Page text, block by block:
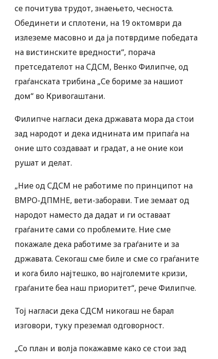
се почитува трудот, знаењето, чесноста.
Обединети и сплотени, на 19 октомври да
излеземе масовно и да ја потврдиме победата
на вистинските вредности“, порача
претседателот на СДСМ, Венко Филипче, од
граѓанската трибина „Се бориме за нашиот
дом“ во Кривогаштани.
Филипче нагласи дека државата мора да стои
зад народот и дека иднината им припаѓа на
оние што создаваат и градат, а не оние кои
рушат и делат.
„Ние од СДСМ не работиме по принципот на
ВМРО-ДПМНЕ, вети-заборави. Тие земаат од
народот наместо да дадат и ги оставаат
граѓаните сами со проблемите. Ние сме
покажале дека работиме за граѓаните и за
државата. Секогаш сме биле и сме со граѓаните
и кога било најтешко, во најголемите кризи,
граѓаните беа наш приоритет“, рече Филипче.
Тој нагласи дека СДСМ никогаш не барал
изговори, туку преземал одговорност.
„Со план и волја покажавме како се стои зад